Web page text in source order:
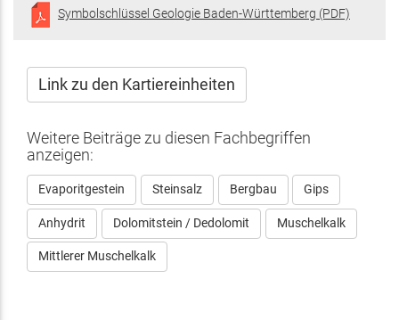
Symbolschlüssel Geologie Baden-Württemberg (PDF)
Link zu den Kartiereinheiten
Weitere Beiträge zu diesen Fachbegriffen
anzeigen:
Evaporitgestein Steinsalz Bergbau Gips
Anhydrit Dolomitstein / Dedolomit Muschelkalk
Mittlerer Muschelkalk